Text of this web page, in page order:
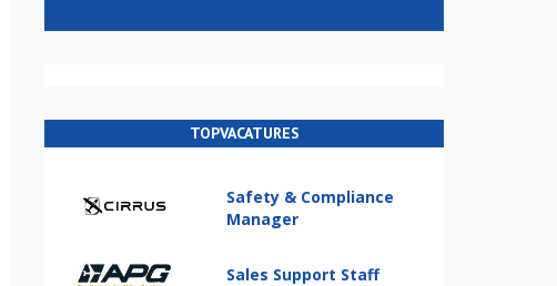
TOPVACATURES
Safety & Compliance
Manager
Sales Support Staff